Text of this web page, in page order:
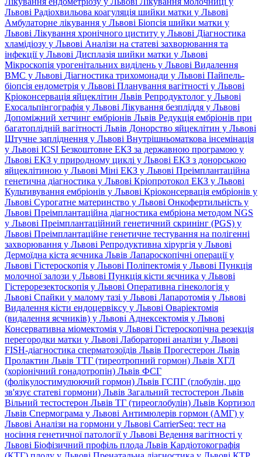
Львові Радіохвильова коагуляція шийки матки у Львові
Амбулаторне лікування у Львові Біопсія шийки матки у
Львові Лікування хронічного циститу у Львові Діагностика
хламідіозу у Львові Аналізи на статеві захворювання та
інфекції у Львові Дисплазія шийки матки у Львові
Мікроскопія урогенітальних виділень у Львові Видалення
ВМС у Львові Діагностика трихомонади у Львові Пайпель-
біопсія ендометрія у Львові Планування вагітності у Львові
Кріоконсервація яйцеклітин Львів Репродуктолог у Львові
Ехосальпінгографія у Львові Лікування безпліддя у Львові
Допоміжний хетчинг ембріонів Львів Редукція ембріонів при
багатоплідній вагітності Львів Донорство яйцеклітин у Львові
Штучне запліднення у Львові Внутрішньоматкова інсемінація
у Львові ICSI Безкоштовне ЕКЗ за державною програмою у
Львові ЕКЗ у природному циклі у Львові ЕКЗ з донорською
яйцеклітиною у Львові Міні ЕКЗ у Львові Преімплантаційна
генетична діагностика у Львові Кріопротокол ЕКЗ у Львові
Культивування ембріонів у Львові Кріоконсервація ембріонів у
Львові Сурогатне материнство у Львові Онкофертильність у
Львові Преімплантаційна діагностика ембріона методом NGS
у Львові Преімплантаційний генетичний скринінг (PGS) у
Львові Преімплантаційне генетичне тестування на полігенні
захворювання у Львові Репродуктивна хірургія у Львові
Дермоїдна кіста яєчника Львів Лапароскопічні операції у
Львові Гістероскопія у Львові Поліпектомія у Львові Пункція
молочної залози у Львові Пункція кісти яєчника у Львові
Гістерорезектоскопія у Львові Оперативна гінекологія у
Львові Спайки у малому тазі у Львові Лапаротомія у Львові
Видалення кісти ендоцервіксу у Львові Оваріектомія
(видалення яєчників) у Львові Аднексектомія у Львові
Консервативна міомектомія у Львові Гістероскопічна резекція
перегородки матки у Львові Лабораторні аналізи у Львові
FISH-діагностика сперматозоїдів Львів Прогестерон Львів
Пролактин Львів ТТГ (тиреотропний гормон) Львів ХГЛ
(хоріонічний гонадотропін) Львів ФСГ
(фолікулостимулюючий гормон) Львів ГСПГ (глобулін, що
зв'язує статеві гормони) Львів Загальний тестостерон Львів
Вільний тестостерон Львів ТГ (тиреоглобулін) Львів Кортизол
Львів Спермограма у Львові Антимюлерів гормон (АМГ) у
Львові Аналізи на гормони у Львові CarrierSeq: тест на
носіння генетичної патології у Львові Ведення вагітності у
Львові Біофізичний профіль плода Львів Кардіотокографія